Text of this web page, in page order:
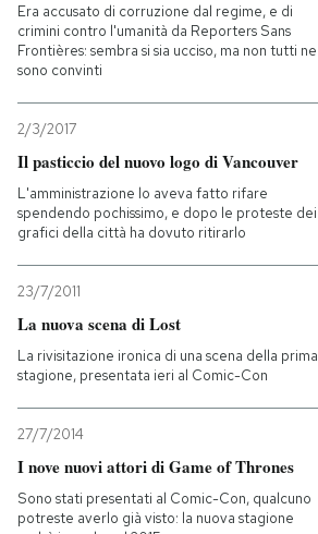
Era accusato di corruzione dal regime, e di
crimini contro l'umanità da Reporters Sans
Frontières: sembra si sia ucciso, ma non tutti ne
sono convinti
2/3/2017
Il pasticcio del nuovo logo di Vancouver
L'amministrazione lo aveva fatto rifare
spendendo pochissimo, e dopo le proteste dei
grafici della città ha dovuto ritirarlo
23/7/2011
La nuova scena di Lost
La rivisitazione ironica di una scena della prima
stagione, presentata ieri al Comic-Con
27/7/2014
I nove nuovi attori di Game of Thrones
Sono stati presentati al Comic-Con, qualcuno
potreste averlo già visto: la nuova stagione